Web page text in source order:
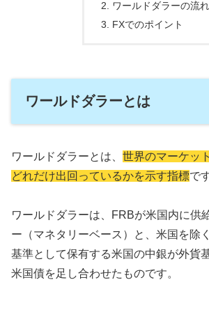
ワールドダラーの流れ
FXでのポイント
ワールドダラーとは
ワールドダラーとは、 世界のマーケッ
どれだけ出回っているかを示す指標で
ワールドダラーは、FRBが米国内に供
ー（マネタリーベース）と、米国を除
基準として保有する米国の中銀が外貨
米国債を足し合わせたものです。